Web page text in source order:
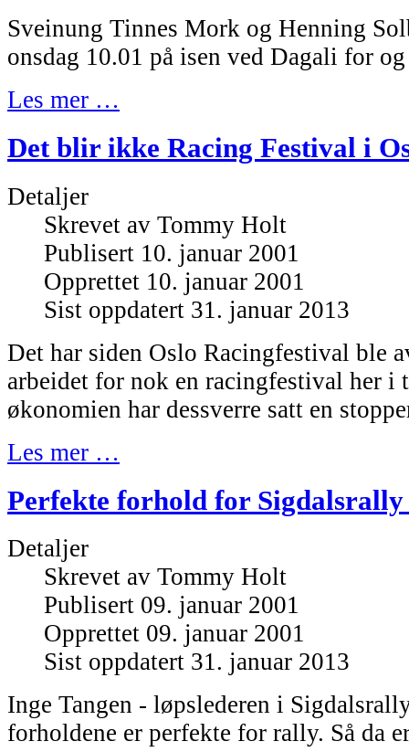
Sveinung Tinnes Mork og Henning
onsdag 10.01 på isen ved Dagali for
Les mer …
Det blir ikke Racing Festival i
Detaljer
Skrevet av Tommy Holt
Publisert 10. januar 2001
Opprettet 10. januar 2001
Sist oppdatert 31. januar 2013
Det har siden Oslo Racingfestival ble
arbeidet for nok en racingfestival her i
økonomien har dessverre satt en
Les mer …
Perfekte forhold for
Detaljer
Skrevet av Tommy Holt
Publisert 09. januar 2001
Opprettet 09. januar 2001
Sist oppdatert 31. januar 2013
Inge Tangen - løpslederen i
forholdene er perfekte for rally. Så da